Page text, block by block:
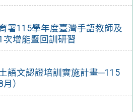
署115學年度臺灣手語教師及
增能暨回訓研習
語文認證培訓實施計畫─115
）